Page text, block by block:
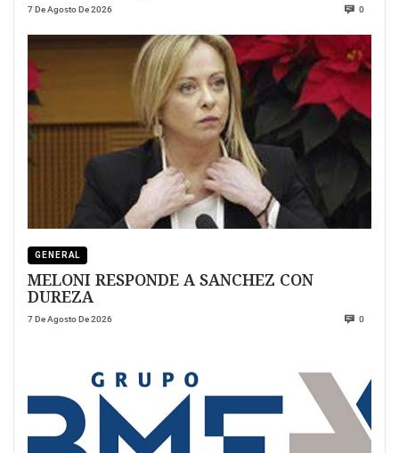
7 De Agosto De 2026 0
GENERAL
MELONI RESPONDE A SANCHEZ CON
DUREZA
7 De Agosto De 2026 0